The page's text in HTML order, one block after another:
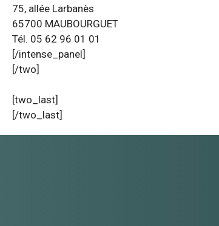
75, allée Larbanès
65700 MAUBOURGUET
Tél. 05 62 96 01 01
[/intense_panel]
[/two]
[two_last]
[/two_last]